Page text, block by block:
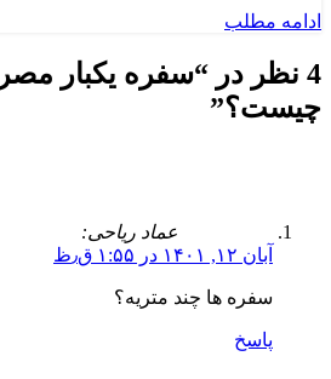
ادامه مطلب
4 نظر در “
سفره یکبار
چیست؟”
عماد ریاحی:
آبان ۱۲, ۱۴۰۱ در ۱:۵۵ ق٫ظ
سفره ها چند متریه؟
پاسخ